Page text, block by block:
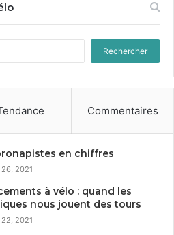
Rechercher :
Commentaires
en chiffres
2021
à vélo : quand les
nous jouent des tours
2021